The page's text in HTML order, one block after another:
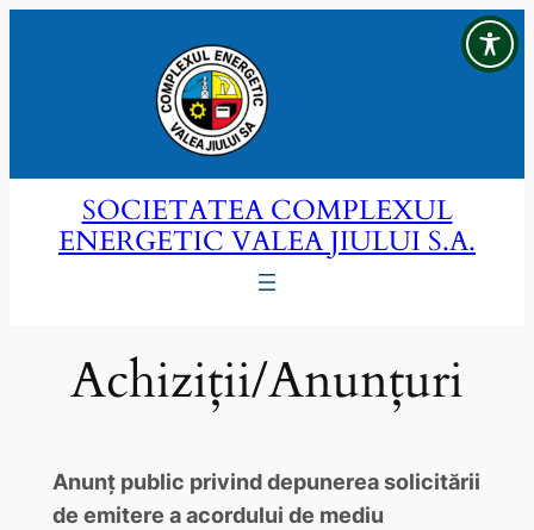
SOCIETATEA COMPLEXUL
ENERGETIC VALEA JIULUI S.A.
Achiziții/Anunțuri
Anunț public privind depunerea solicitării
de emitere a acordului de mediu